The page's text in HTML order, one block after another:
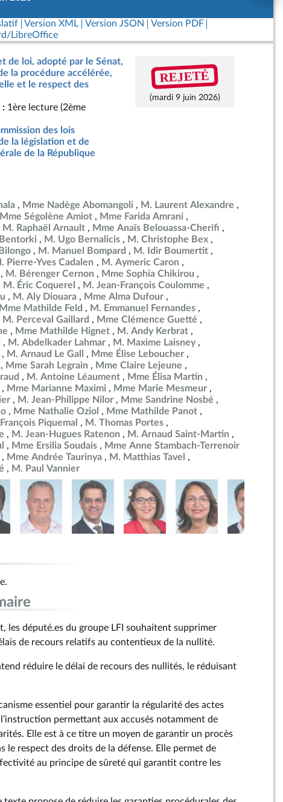
Version XML Version JSON
Version PDF
LibreOffice
de loi, adopté par le Sénat,
la procédure accélérée,
et le respect des
: 1ère lecture (2ème
des lois
la législation et de
de la République
REJETÉ
(mardi 9 juin 2026)
Mme Nadège Abomangoli
M. Laurent Alexandre
Mme Ségolène Amiot
Mme Farida Amrani
M. Raphaël Arnault
Mme Anaïs Belouassa-Cherifi
M. Ugo Bernalicis
M. Christophe Bex
M. Manuel Bompard
M. Idir Boumertit
Pierre-Yves Cadalen
M. Aymeric Caron
M. Bérenger Cernon
Mme Sophia Chikirou
M. Éric Coquerel
M. Jean-François Coulomme
M. Aly Diouara
Mme Alma Dufour
Mme Mathilde Feld
M. Emmanuel Fernandes
M. Perceval Gaillard
Mme Clémence Guetté
Mme Mathilde Hignet
M. Andy Kerbrat
M. Abdelkader Lahmar
M. Maxime Laisney
M. Arnaud Le Gall
Mme Élise Leboucher
Mme Sarah Legrain
Mme Claire Lejeune
M. Antoine Léaument
Mme Élisa Martin
Mme Marianne Maximi
Mme Marie Mesmeur
M. Jean-Philippe Nilor
Mme Sandrine Nosbé
Mme Nathalie Oziol
Mme Mathilde Panot
Piquemal
M. Thomas Portes
M. Jean-Hugues Ratenon
M. Arnaud Saint-Martin
Mme Ersilia Soudais
Mme Anne Stambach-Terrenoir
Mme Andrée Taurinya
M. Matthias Tavel
M. Paul Vannier
les député.es du groupe LFI souhaitent supprimer
de recours relatifs au contentieux de la nullité.
réduire le délai de recours des nullités, le réduisant
essentiel pour garantir la régularité des actes
permettant aux accusés notamment de
Elle est à ce titre un moyen de garantir un procès
le respect des droits de la défense. Elle permet de
au principe de sûreté qui garantit contre les